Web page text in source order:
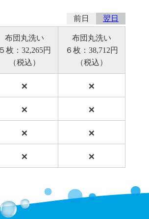
前日 翌日
布団丸洗い
枚：32,265円
（税込）
布団丸洗い
６枚：38,712円
（税込）
× ×
× ×
× ×
× ×